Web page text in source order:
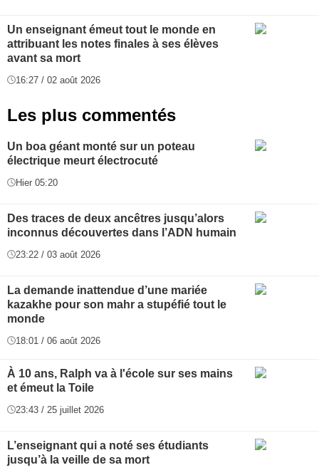
Un enseignant émeut tout le monde en
attribuant les notes finales à ses élèves
avant sa mort
16:27 / 02 août 2026
Les plus commentés
Un boa géant monté sur un poteau
électrique meurt électrocuté
Hier 05:20
Des traces de deux ancêtres jusqu’alors
inconnus découvertes dans l’ADN humain
23:22 / 03 août 2026
La demande inattendue d’une mariée
kazakhe pour son mahr a stupéfié tout le
monde
18:01 / 06 août 2026
À 10 ans, Ralph va à l'école sur ses mains
et émeut la Toile
23:43 / 25 juillet 2026
L’enseignant qui a noté ses étudiants
jusqu’à la veille de sa mort